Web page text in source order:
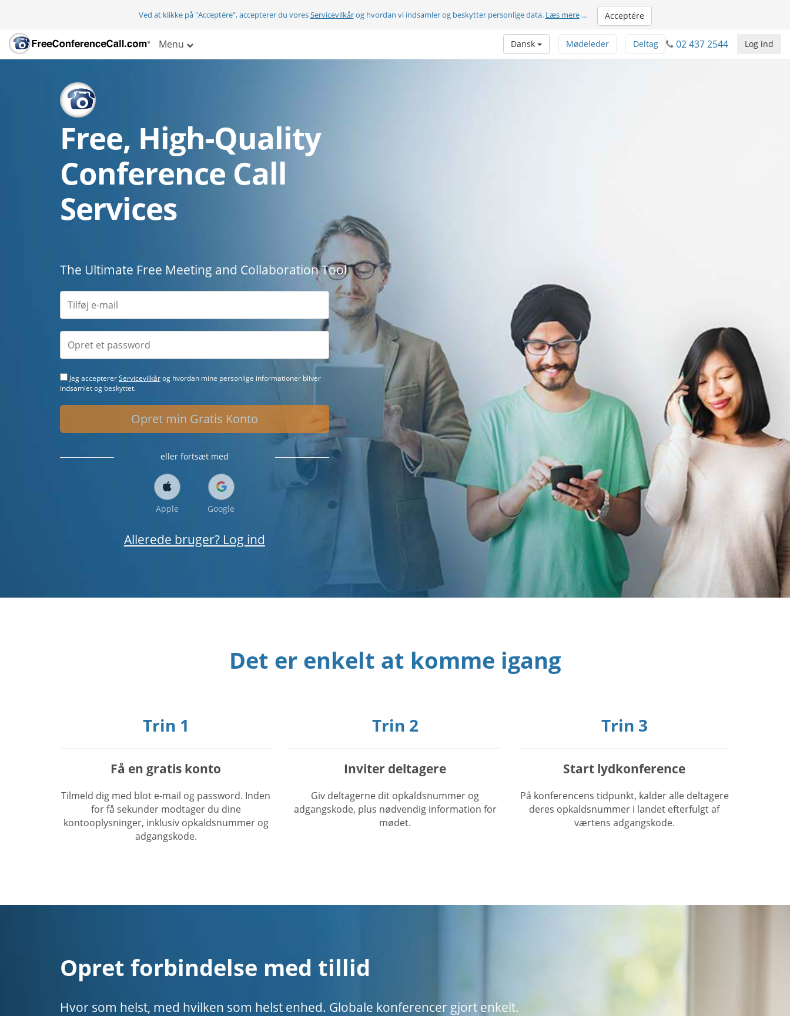
Ved at klikke på "Acceptére", accepterer du voresServicevilkårog hvordan vi indsamler og beskytter personlige data. Læs mere... Acceptére
Menu Log ind
02 437 2544
Deltag
Mødeleder
Dansk
Free, High-Quality
Conference Call
Services
The Ultimate Free Meeting and Collaboration Tool
Jeg acceptererServicevilkårog hvordan mine personlige informationer bliver
indsamlet og beskyttet.
Opret min Gratis Konto
eller fortsæt med
Apple Google
Allerede bruger? Log ind
Det er enkelt at komme igang
Trin 1
Få en gratis konto
Tilmeld dig med blot e-mail og password. Inden
for få sekunder modtager du dine
kontooplysninger, inklusiv opkaldsnummer og
adgangskode.
Trin 2
Inviter deltagere
Giv deltagerne dit opkaldsnummer og
adgangskode, plus nødvendig information for
mødet.
Trin 3
Start lydkonference
På konferencens tidpunkt, kalder alle deltagere
deres opkaldsnummer i landet efterfulgt af
værtens adgangskode.
Opret forbindelse med tillid
Hvor som helst, med hvilken som helst enhed. Globale konferencer gjort enkelt.